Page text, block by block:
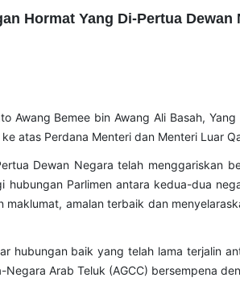
Hormat Yang Di-Pertua
Awang Bemee bin Awang Ali Basah,
atas Perdana Menteri dan Menteri Luar
Dewan Negara telah menggariskan
hubungan Parlimen antara kedua-dua
amalan terbaik dan
hubungan baik yang telah lama terjalin
Negara Arab Teluk (AGCC) bersempena